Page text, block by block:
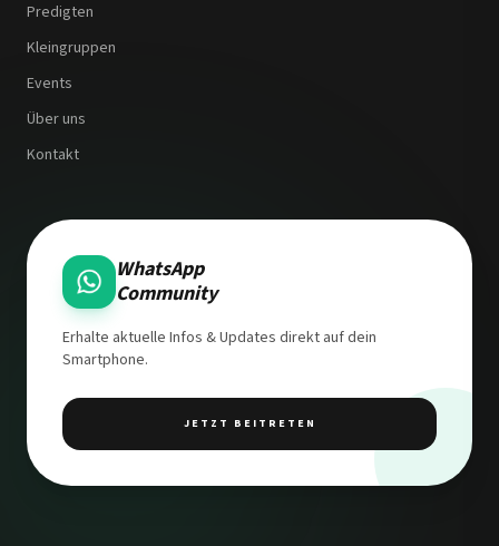
Predigten
Kleingruppen
Events
Über uns
Kontakt
WhatsApp
Community
Erhalte aktuelle Infos & Updates direkt auf dein
Smartphone.
JETZT BEITRETEN